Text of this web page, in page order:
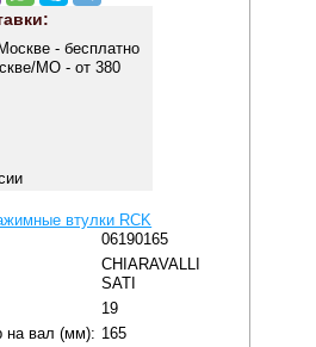
- бесплатно
МО - от 380
втулки RCK
06190165
CHIARAVALLI
SATI
19
на вал (мм): 165